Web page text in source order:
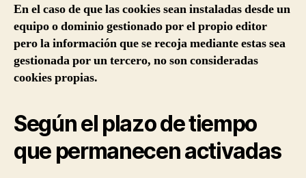
En el caso de que las cookies sean instaladas desde un
equipo o dominio gestionado por el propio editor
pero la información que se recoja mediante estas sea
gestionada por un tercero, no son consideradas
cookies propias.
Según el plazo de tiempo
que permanecen activadas